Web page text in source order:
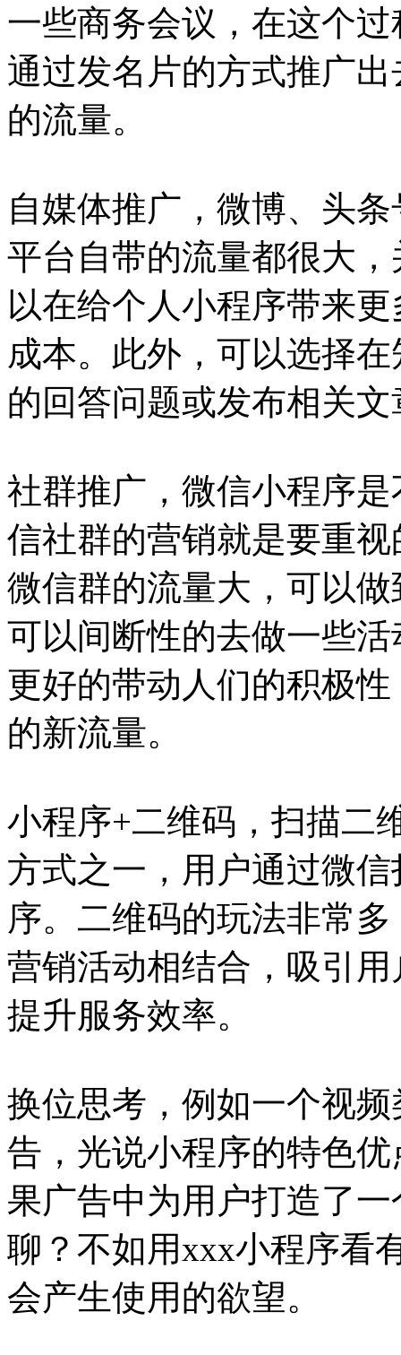
一些商务会议，在这个
通过发名片的方式推广
的流量。
自媒体推广，微博、头
平台自带的流量都很大
以在给个人小程序带来
成本。此外，可以选择
的回答问题或发布相关
社群推广，微信小程序
信社群的营销就是要重
微信群的流量大，可以
可以间断性的去做一些
更好的带动人们的积极
的新流量。
小程序+二维码，扫描二
方式之一，用户通过微
序。二维码的玩法非常
营销活动相结合，吸引
提升服务效率。
换位思考，例如一个视
告，光说小程序的特色
果广告中为用户打造了
聊？不如用xxx小程序看
会产生使用的欲望。